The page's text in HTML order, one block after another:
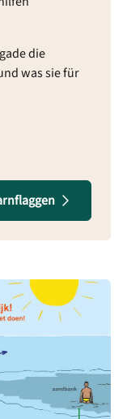
die
was sie für